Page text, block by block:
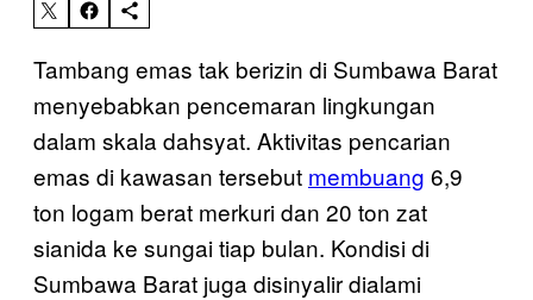
Tambang emas tak berizin di Sumbawa Barat
menyebabkan pencemaran lingkungan
dalam skala dahsyat. Aktivitas pencarian
emas di kawasan tersebut membuang 6,9
ton logam berat merkuri dan 20 ton zat
sianida ke sungai tiap bulan. Kondisi di
Sumbawa Barat juga disinyalir dialami